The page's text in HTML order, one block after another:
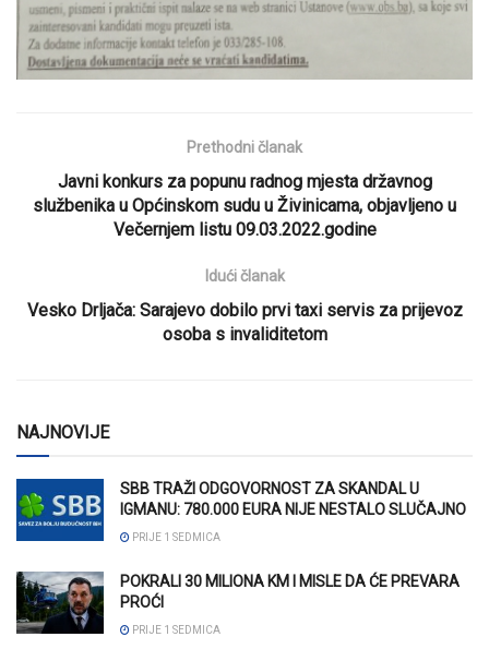
Prethodni članak
Javni konkurs za popunu radnog mjesta državnog
službenika u Općinskom sudu u Živinicama, objavljeno u
Večernjem listu 09.03.2022.godine
Idući članak
Vesko Drljača: Sarajevo dobilo prvi taxi servis za prijevoz
osoba s invaliditetom
NAJNOVIJE
SBB TRAŽI ODGOVORNOST ZA SKANDAL U
IGMANU: 780.000 EURA NIJE NESTALO SLUČAJNO
PRIJE 1 SEDMICA
POKRALI 30 MILIONA KM I MISLE DA ĆE PREVARA
PROĆI
PRIJE 1 SEDMICA